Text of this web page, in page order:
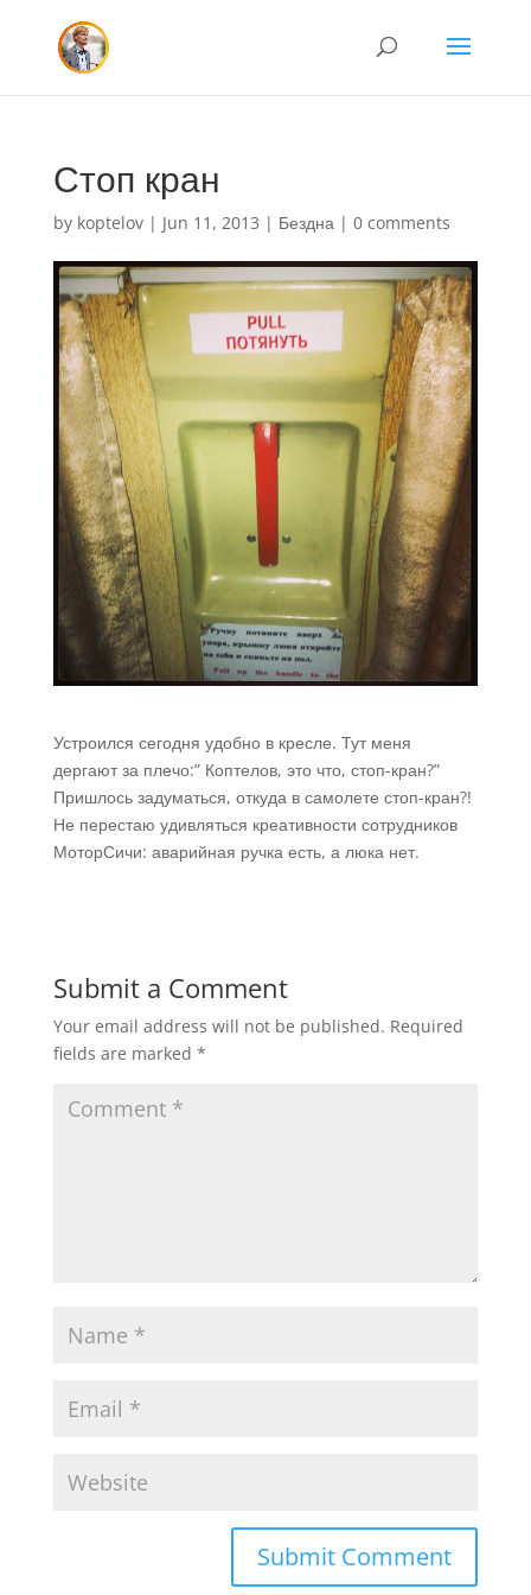
Стоп кран
by koptelov| Jun 11, 2013 | Бездна| 0 comments
Устроился сегодня удобно в кресле. Тут меня
дергают за плечо:” Коптелов, это что, стоп-кран?”
Пришлось задуматься, откуда в самолете стоп-кран?!
Не перестаю удивляться креативности сотрудников
МоторСичи: аварийная ручка есть, а люка нет.
Submit a Comment
Your email address will not be published. Required
fields are marked *